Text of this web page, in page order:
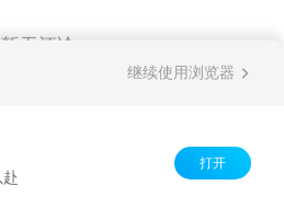
暂无评论
继续使用浏览器
打开